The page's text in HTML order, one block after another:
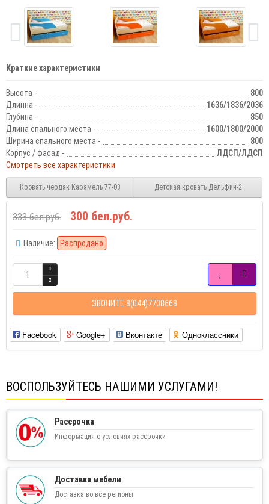
Краткие характеристики
Высота -
800
Длинна -
1636/1836/2036
Глубина -
850
Длина спального места -
1600/1800/2000
Ширина спального места -
800
Корпус / фасад -
ЛДСП/ЛДСП
Смотреть все характеристики
Кровать чердак Карамель 77-03 Детская кровать Дельфин-2
333 бел.руб. 300 бел.руб.
Наличие: Распродано
ЗВОНИТЕ 8(044)7708668
Facebook Google+ Вконтакте Одноклассники
ВОСПОЛЬЗУЙТЕСЬ НАШИМИ УСЛУГАМИ!
Рассрочка
Информация о условиях рассрочки
Доставка мебели
Доставка во все регионы